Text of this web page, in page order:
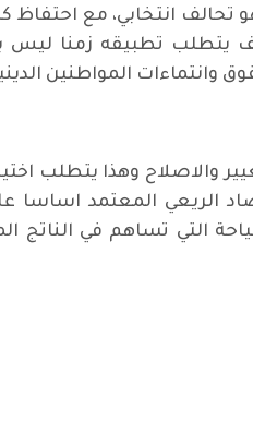
هو تحالف انتخابي، مع
يتطلب تطبيقه زمنا ليس
المواطنين
والاصلاح وهذا يتطلب
الريعي المعتمد
التي تساهم في الناتج
ويشيدون بصدقه ونزاهته